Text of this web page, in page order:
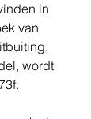
in
van
wordt